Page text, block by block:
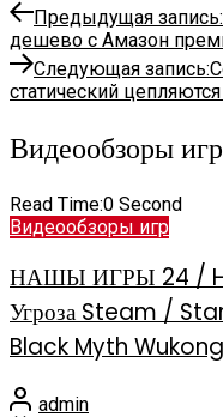
Предыдущая запись:
дешево с Амазон
Следующая запись:
статический
Видеообзоры игр
Read Time:0 Second
Видеообзоры игр
НАШЫ ИГРЫ 24 /
Угроза Steam /
Black Myth Wukong
admin